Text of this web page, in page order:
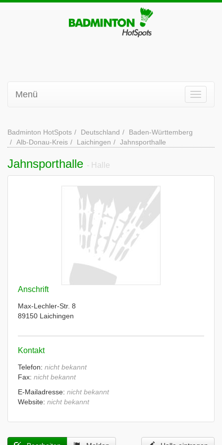
Menü
Badminton HotSpots Deutschland
Baden-Württemberg
Alb-Donau-Kreis
Laichingen Jahnsporthalle
Jahnsporthalle - Halle
Anschrift
Max-Lechler-Str. 8
89150 Laichingen
Kontakt
Telefon: nicht bekannt
Fax: nicht bekannt
E-Mailadresse: nicht bekannt
Website: nicht bekannt